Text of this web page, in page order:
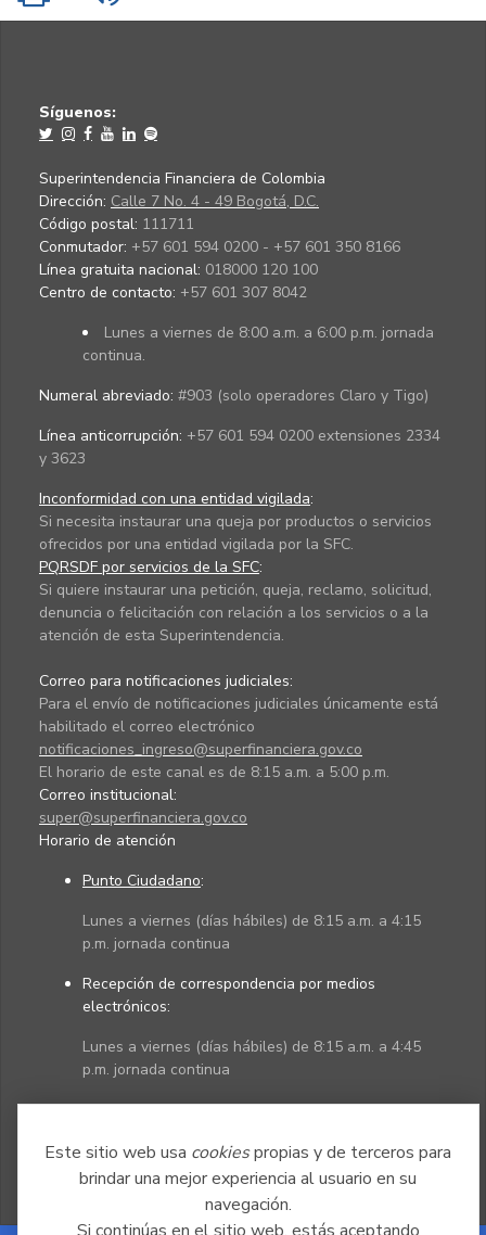
Este sitio web usa cookiespropias y de terceros para
brindar una mejor experiencia al usuario en su
navegación.
Síguenos:
Superintendencia Financiera de Colombia
Dirección: Calle 7 No. 4 - 49 Bogotá, D.C.
Código postal: 111711
Conmutador: +57 601 594 0200 - +57 601 350 8166
Línea gratuita nacional: 018000 120 100
Centro de contacto: +57 601 307 8042
Lunes a viernes de 8:00 a.m. a 6:00 p.m. jornada
continua.
Numeral abreviado: #903 (solo operadores Claro y Tigo)
Línea anticorrupción: +57 601 594 0200 extensiones 2334
y 3623
Inconformidad con una entidad vigilada:
Si necesita instaurar una queja por productos o servicios
ofrecidos por una entidad vigilada por la SFC.
PQRSDF por servicios de la SFC:
Si quiere instaurar una petición, queja, reclamo, solicitud,
denuncia o felicitación con relación a los servicios o a la
atención de esta Superintendencia.
Correo para notificaciones judiciales:
Para el envío de notificaciones judiciales únicamente está
habilitado el correo electrónico
notificaciones_ingreso@superfinanciera.gov.co
El horario de este canal es de 8:15 a.m. a 5:00 p.m.
Correo institucional:
super@superfinanciera.gov.co
Horario de atención
Punto Ciudadano:
Lunes a viernes (días hábiles) de 8:15 a.m. a 4:15
p.m. jornada continua
Recepción de correspondencia por medios
electrónicos:
Lunes a viernes (días hábiles) de 8:15 a.m. a 4:45
p.m. jornada continua